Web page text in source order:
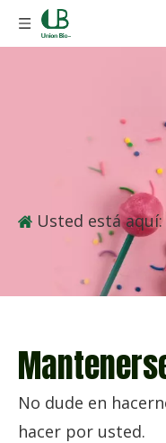
Usted está aquí:
No dude en
hacer por usted.